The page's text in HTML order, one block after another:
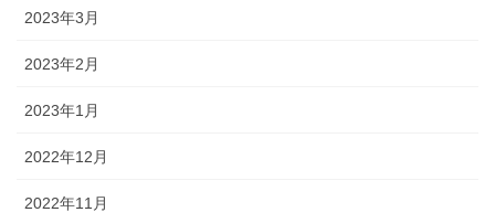
2023年3月
2023年2月
2023年1月
2022年12月
2022年11月